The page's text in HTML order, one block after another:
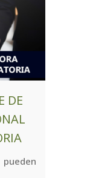
DE